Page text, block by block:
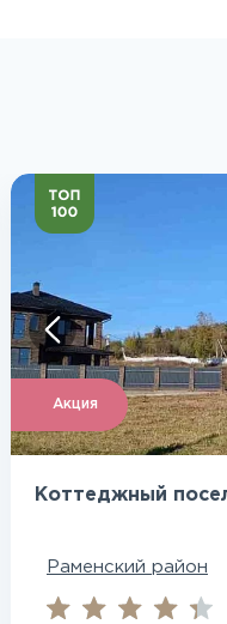
Акция
Коттеджный
Раменский район